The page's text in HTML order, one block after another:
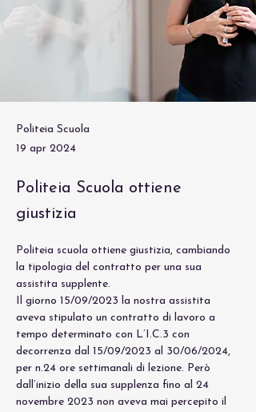
Politeia Scuola
19 apr 2024
Politeia Scuola ottiene
giustizia
Politeia scuola ottiene giustizia, cambiando
la tipologia del contratto per una sua
assistita supplente.
Il giorno 15/09/2023 la nostra assistita
aveva stipulato un contratto di lavoro a
tempo determinato con L’I.C.3 con
decorrenza dal 15/09/2023 al 30/06/2024,
per n.24 ore settimanali di lezione. Però
dall’inizio della sua supplenza fino al 24
novembre 2023 non aveva mai percepito il